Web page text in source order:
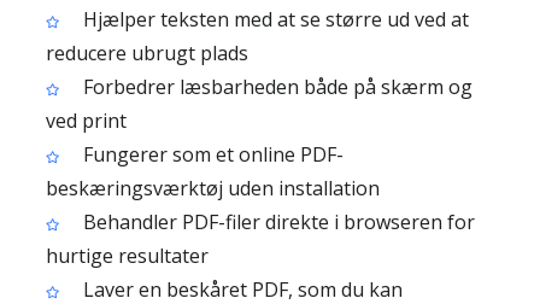
Hjælper teksten med at se større ud ved at
reducere ubrugt plads
Forbedrer læsbarheden både på skærm og
ved print
Fungerer som et online PDF-
beskæringsværktøj uden installation
Behandler PDF-filer direkte i browseren for
hurtige resultater
Laver en beskåret PDF, som du kan